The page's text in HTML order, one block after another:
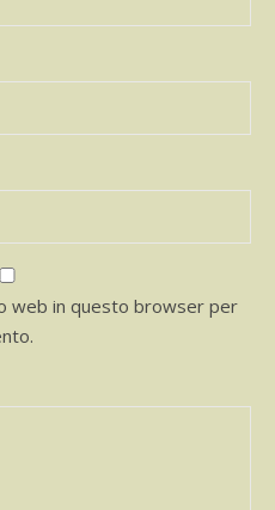
web in questo browser per